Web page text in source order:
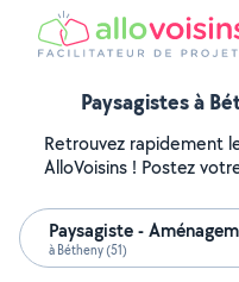
Paysagistes à
Retrouvez rapidement
AlloVoisins ! Postez
Paysagiste -
à Bétheny (51)